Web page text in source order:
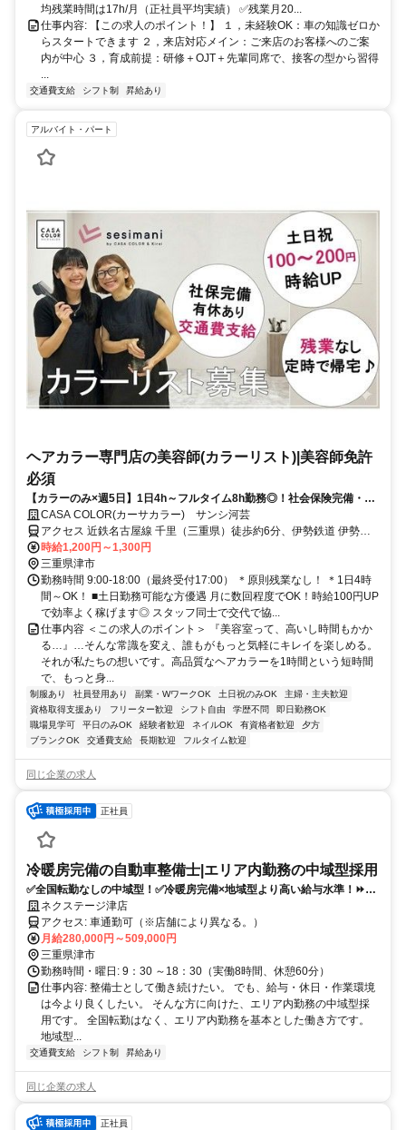
均残業時間は17h/月（正社員平均実績） ✅残業月20...
仕事内容: 【この求人のポイント！】 １，未経験OK：車の知識ゼロか
らスタートできます ２，来店対応メイン：ご来店のお客様へのご案
内が中心 ３，育成前提：研修＋OJT＋先輩同席で、接客の型から習得
交通費支給 シフト制 昇給あり
アルバイト・パート
ヘアカラー専門店の美容師(カラーリスト)|美容師免許
必須
【カラーのみ×週5日】1日4h～フルタイム8h勤務◎！社会保険完備・土
日祝は時給UP！カラーリスト
CASA COLOR(カーサカラー) サンシ河芸
アクセス 近鉄名古屋線 千里（三重県）徒歩約6分、伊勢鉄道 伊勢上
野徒歩約17分、伊勢鉄道 中瀬古徒歩約26分 千里(三重県)駅(近畿日本
鉄道)7分
時給1,200円～1,300円
三重県津市
勤務時間 9:00-18:00（最終受付17:00） ＊原則残業なし！ ＊1日4時
間～OK！ ■土日勤務可能な方優遇 月に数回程度でOK！時給100円UP
で効率よく稼げます◎ スタッフ同士で交代で協...
仕事内容 ＜この求人のポイント＞ 『美容室って、高いし時間もかか
る…』…そんな常識を変え、誰もがもっと気軽にキレイを楽しめる。
それが私たちの想いです。高品質なヘアカラーを1時間という短時間
で、もっと身...
制服あり 社員登用あり 副業・WワークOK 土日祝のみOK
主婦・主夫歓迎
資格取得支援あり
フリーター歓迎 シフト自由 学歴不問
即日勤務OK
職場見学可
平日のみOK 経験者歓迎 ネイルOK 有資格者歓迎
夕方
ブランクOK
交通費支給 長期歓迎 フルタイム歓迎
同じ企業の求人
正社員
冷暖房完備の自動車整備士|エリア内勤務の中域型採用
✅全国転勤なしの中域型！✅冷暖房完備×地域型より高い給与水準！⏩️実
質年間休日125日！
ネクステージ津店
アクセス: 車通勤可（※店舗により異なる。）
月給280,000円～509,000円
三重県津市
勤務時間・曜日: 9：30 ～18：30（実働8時間、休憩60分）
仕事内容: 整備士として働き続けたい。 でも、給与・休日・作業環境
は今より良くしたい。 そんな方に向けた、エリア内勤務の中域型採
用です。 全国転勤はなく、エリア内勤務を基本とした働き方です。
地域型...
交通費支給 シフト制 昇給あり
同じ企業の求人
正社員